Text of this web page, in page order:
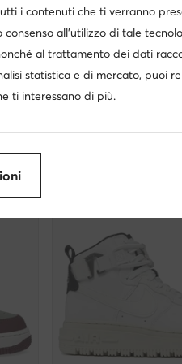
extra -35% Codice:
Nike
Sneakers · Air Force ·
Prezzo attuale
140,95€
Prezzo regolare
i contenuti che ti verranno
consenso all’utilizzo di tale
al trattamento dei dati
statistica e di mercato, puoi
ti interessano di più.